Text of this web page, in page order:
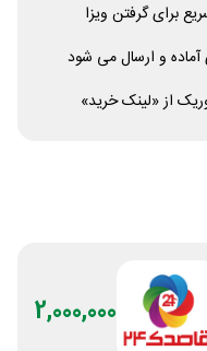
از «لینک خرید»
2,000,000